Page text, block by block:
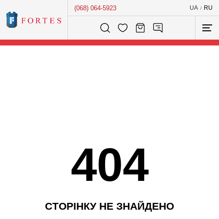
(068) 064-5923 UA / RU
Розумний пошук...
404
СТОРІНКУ НЕ ЗНАЙДЕНО